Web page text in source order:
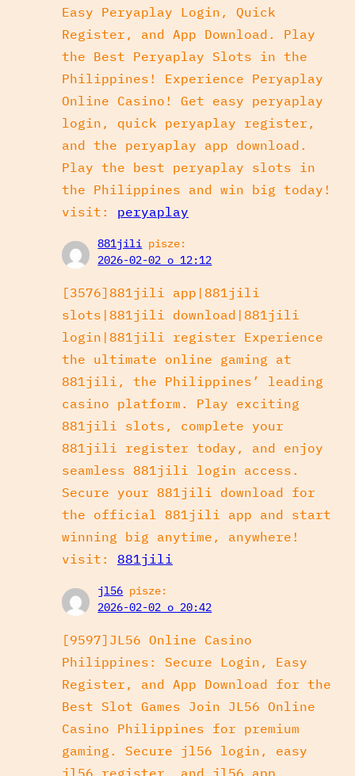
Easy Peryaplay Login, Quick
Register, and App Download. Play
the Best Peryaplay Slots in the
Philippines! Experience Peryaplay
Online Casino! Get easy peryaplay
login, quick peryaplay register,
and the peryaplay app download.
Play the best peryaplay slots in
the Philippines and win big today!
visit: peryaplay
881jili pisze:
2026-02-02 o 12:12
[3576]881jili app|881jili
slots|881jili download|881jili
login|881jili register Experience
the ultimate online gaming at
881jili, the Philippines’ leading
casino platform. Play exciting
881jili slots, complete your
881jili register today, and enjoy
seamless 881jili login access.
Secure your 881jili download for
the official 881jili app and start
winning big anytime, anywhere!
visit: 881jili
jl56 pisze:
2026-02-02 o 20:42
[9597]JL56 Online Casino
Philippines: Secure Login, Easy
Register, and App Download for the
Best Slot Games Join JL56 Online
Casino Philippines for premium
gaming. Secure jl56 login, easy
jl56 register, and jl56 app